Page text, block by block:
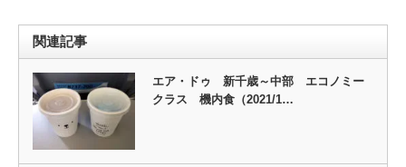
関連記事
エア・ドゥ 新千歳～中部 エコノミー
クラス 機内食（2021/1…